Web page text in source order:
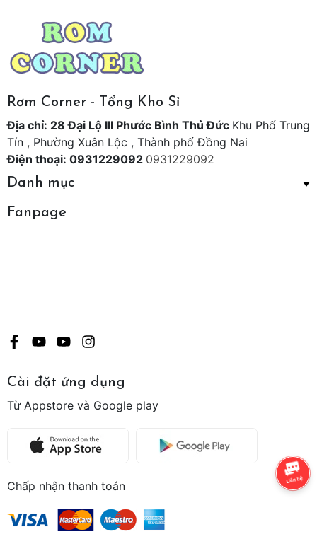
Rơm Corner - Tổng Kho Sỉ
Địa chỉ: 28 Đại Lộ III Phước Bình Thủ Đức Khu Phố Trung
Tín , Phường Xuân Lộc , Thành phố Đồng Nai
Điện thoại: 0931229092 0931229092
Danh mục
Fanpage
Cài đặt ứng dụng
Từ Appstore và Google play
Chấp nhận thanh toán